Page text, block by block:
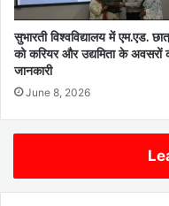
सुभारती विश्वविद्यालय में एम.एड.
को करियर और उद्यमिता के अवसरों
जानकारी
June 8, 2026